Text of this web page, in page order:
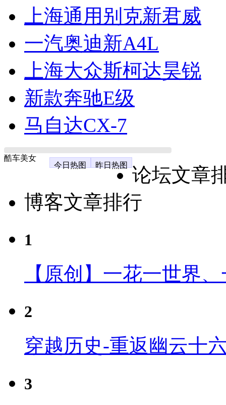
上海通用别克新君威
一汽奥迪新A4L
上海大众斯柯达昊锐
新款奔驰E级
马自达CX-7
酷车美女
今日热图
昨日热图
论坛文章
博客文章排行
1
【原创】一花一世界
2
穿越历史-重返幽云十
3